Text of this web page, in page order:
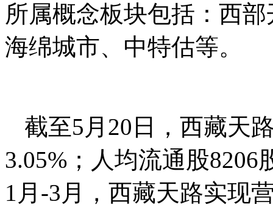
所属概念板块包括：西
海绵城市、中特估等。
截至5月20日，西藏天
3.05%；人均流通股8206
1月-3月，西藏天路实现